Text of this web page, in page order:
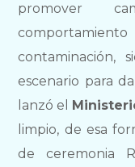
promover
contaminación,
escenario para
lanzó el
limpio, de esa
de ceremonia